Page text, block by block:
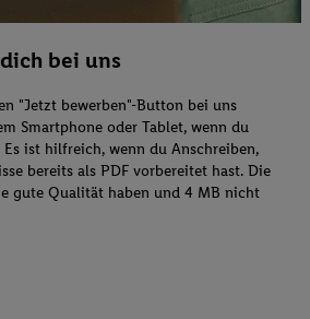
bei uns
"Jetzt bewerben"-Button bei uns
Smartphone oder Tablet, wenn du
ist hilfreich, wenn du Anschreiben,
bereits als PDF vorbereitet hast. Die
gute Qualität haben und 4 MB nicht